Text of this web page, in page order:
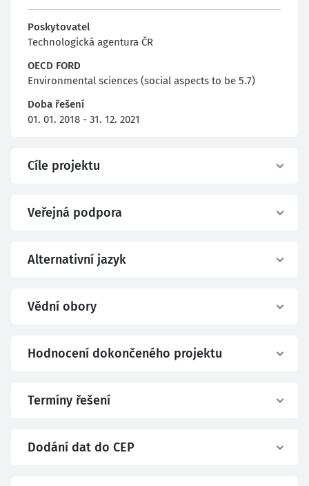
Poskytovatel
Technologická agentura ČR
OECD FORD
Environmental sciences (social aspects to be 5.7)
Doba řešení
01. 01. 2018 - 31. 12. 2021
Cíle projektu
Veřejná podpora
Alternativní jazyk
Vědní obory
Hodnocení dokončeného projektu
Termíny řešení
Dodání dat do CEP